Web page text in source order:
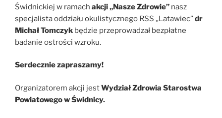
Świdnickiej w ramach akcji „Nasze Zdrowie” nasz
specjalista oddziału okulistycznego RSS „Latawiec”dr
Michał Tomczyk będzie przeprowadzał bezpłatne
badanie ostrości wzroku.
Serdecznie zapraszamy!
Organizatorem akcji jestWydział Zdrowia Starostwa
Powiatowego w Świdnicy.